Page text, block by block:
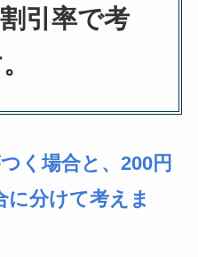
引率で考
く場合と、200円
に分けて考えま